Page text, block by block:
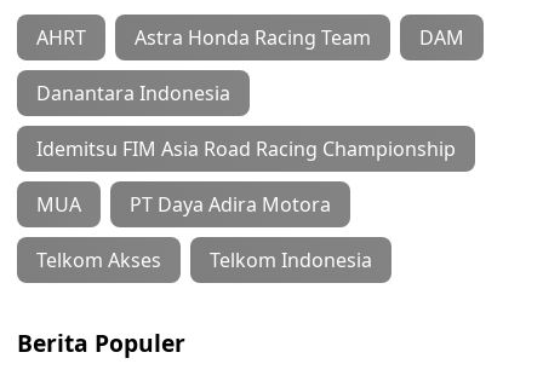
AHRT Astra Honda Racing Team DAM
Danantara Indonesia
Idemitsu FIM Asia Road Racing Championship
MUA PT Daya Adira Motora
Telkom Akses Telkom Indonesia
Berita Populer